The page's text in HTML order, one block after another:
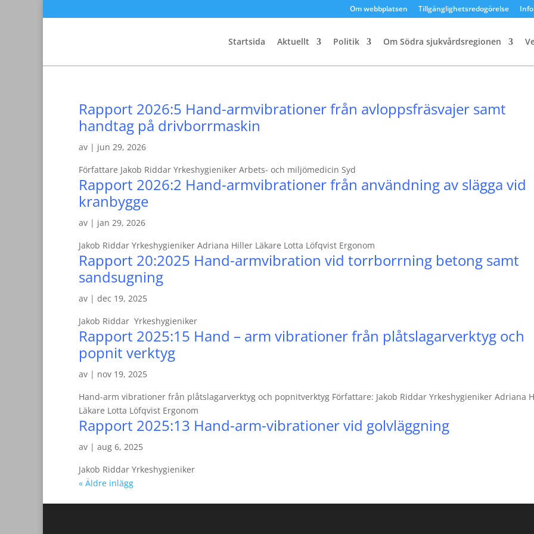
Om webbplatsen Tillgänglighetsredogörelse
Startsida Aktuellt Politik Om Södra sjukvårdsregionen
Rapport 2026:5 Hand-armvibrationer från avloppsfräsvajer samt
handtag på drivborrmaskin
av | jun 29, 2026
Författare Jakob Riddar Yrkeshygieniker Arbets- och miljömedicin Syd
Rapport 2026:2 Hand-armvibrationer från användning av slägga vid
kranbygge
av | jan 29, 2026
Jakob Riddar Yrkeshygieniker Adriana Hiller Läkare Lotta Löfqvist Ergonom
Rapport 20:2025 Hand-armvibration vid torrborrning betong samt
sandsugning
av | dec 19, 2025
Jakob Riddar Yrkeshygieniker
Rapport 2025:15 Hand – arm vibrationer från plåtslagarverktyg och
popnit verktyg
av | nov 19, 2025
Hand-arm vibrationer från plåtslagarverktyg och popnitverktyg Författare: Jakob Riddar Yrkeshygieniker Adriana
Läkare Lotta Löfqvist Ergonom
Rapport 2025:13 Hand-arm-vibrationer vid golvläggning
av | aug 6, 2025
Jakob Riddar Yrkeshygieniker
« Äldre inlägg